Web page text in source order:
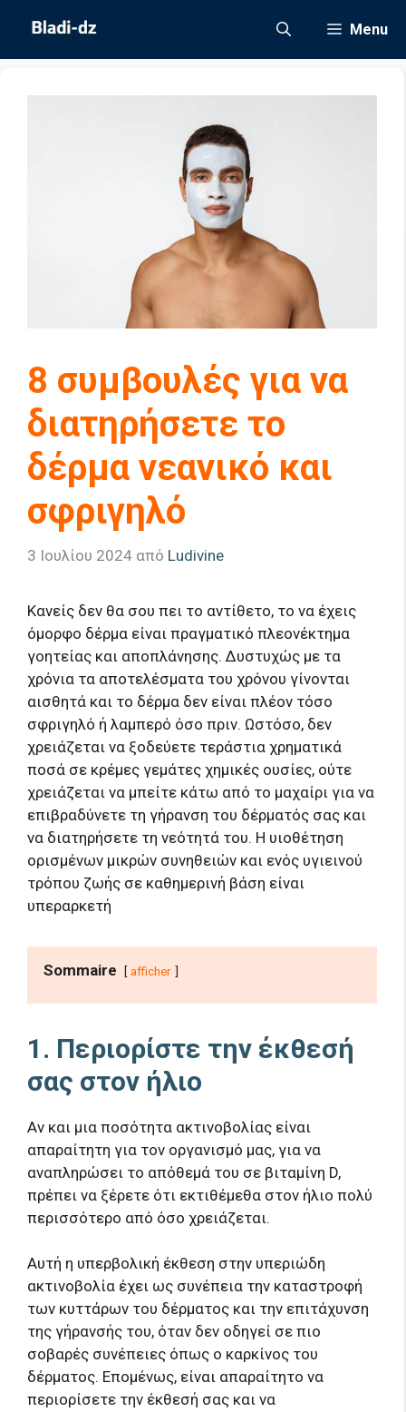
περιεχόμενο
Menu
8 συμβουλές για να
διατηρήσετε το
δέρμα νεανικό και
σφριγηλό
3 Ιουλίου 2024 από Ludivine
Κανείς δεν θα σου πει το αντίθετο, το να έχεις
όμορφο δέρμα είναι πραγματικό πλεονέκτημα
γοητείας και αποπλάνησης. Δυστυχώς με τα
χρόνια τα αποτελέσματα του χρόνου γίνονται
αισθητά και το δέρμα δεν είναι πλέον τόσο
σφριγηλό ή λαμπερό όσο πριν. Ωστόσο, δεν
χρειάζεται να ξοδεύετε τεράστια χρηματικά
ποσά σε κρέμες γεμάτες χημικές ουσίες, ούτε
χρειάζεται να μπείτε κάτω από το μαχαίρι για να
επιβραδύνετε τη γήρανση του δέρματός σας και
να διατηρήσετε τη νεότητά του. Η υιοθέτηση
ορισμένων μικρών συνηθειών και ενός υγιεινού
τρόπου ζωής σε καθημερινή βάση είναι
υπεραρκετή
Sommaire afficher
1. Περιορίστε την έκθεσή
σας στον ήλιο
Αν και μια ποσότητα ακτινοβολίας είναι
απαραίτητη για τον οργανισμό μας, για να
αναπληρώσει το απόθεμά του σε βιταμίνη D,
πρέπει να ξέρετε ότι εκτιθέμεθα στον ήλιο πολύ
περισσότερο από όσο χρειάζεται.
Αυτή η υπερβολική έκθεση στην υπεριώδη
ακτινοβολία έχει ως συνέπεια την καταστροφή
των κυττάρων του δέρματος και την επιτάχυνση
της γήρανσής του, όταν δεν οδηγεί σε πιο
σοβαρές συνέπειες όπως ο καρκίνος του
δέρματος. Επομένως, είναι απαραίτητο να
περιορίσετε την έκθεσή σας και να